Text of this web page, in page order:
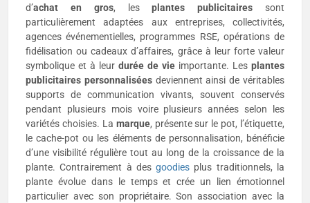
d’achat en gros, lesplantes publicitaires sont
particulièrement adaptées aux entreprises, collectivités,
agences événementielles, programmes RSE, opérations de
fidélisation ou cadeaux d’affaires, grâce à leur forte valeur
symbolique et à leurdurée de vieimportante. Les plantes
publicitaires personnaliséesdeviennent ainsi de véritables
supports de communication vivants, souvent conservés
pendant plusieurs mois voire plusieurs années selon les
variétés choisies. La marque, présente sur le pot, l’étiquette,
le cache-pot ou les éléments de personnalisation, bénéficie
d’une visibilité régulière tout au long de la croissance de la
plante. Contrairement à desgoodies plus traditionnels, la
plante évolue dans le temps et crée un lien émotionnel
particulier avec son propriétaire. Son association avec la